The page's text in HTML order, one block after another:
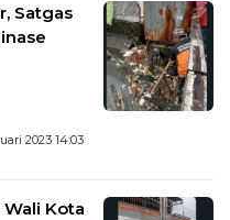
Satgas
2023 14:03
Kota